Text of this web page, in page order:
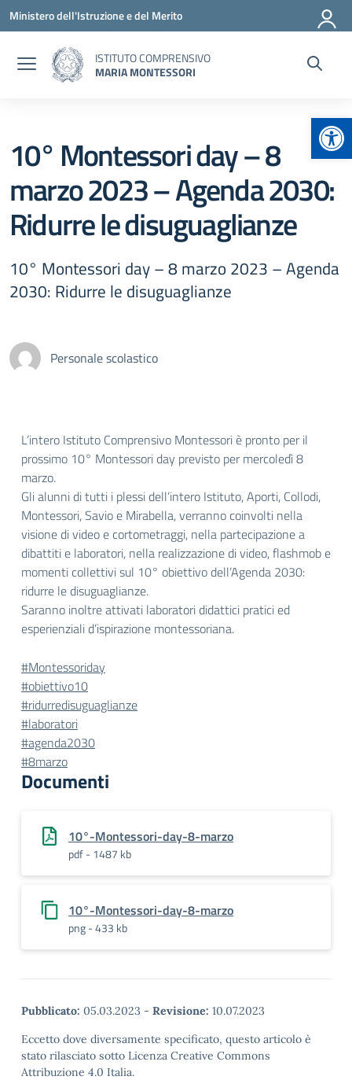
Vai ai contenuti
Vai al menu di navigazione
Vai al footer
Ministero dell'Istruzione e del Merito
ISTITUTO COMPRENSIVO
MARIA MONTESSORI
10° Montessori day – 8
marzo 2023 – Agenda 2030:
Ridurre le disuguaglianze
10° Montessori day – 8 marzo 2023 – Agenda
2030: Ridurre le disuguaglianze
Personale scolastico
L’intero Istituto Comprensivo Montessori è pronto per il
prossimo 10° Montessori day previsto per mercoledì 8
marzo.
Gli alunni di tutti i plessi dell’intero Istituto, Aporti, Collodi,
Montessori, Savio e Mirabella, verranno coinvolti nella
visione di video e cortometraggi, nella partecipazione a
dibattiti e laboratori, nella realizzazione di video, flashmob e
momenti collettivi sul 10° obiettivo dell’Agenda 2030:
ridurre le disuguaglianze.
Saranno inoltre attivati laboratori didattici pratici ed
esperienziali d’ispirazione montessoriana.
#Montessoriday
#obiettivo10
#ridurredisuguaglianze
#laboratori
#agenda2030
#8marzo
Documenti
10°-Montessori-day-8-marzo
pdf - 1487 kb
10°-Montessori-day-8-marzo
png - 433 kb
Pubblicato: 05.03.2023 - Revisione: 10.07.2023
Eccetto dove diversamente specificato, questo articolo è
stato rilasciato sotto Licenza Creative Commons
Attribuzione 4.0 Italia.